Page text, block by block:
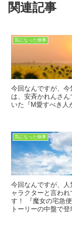
関連記事
気になった物事
今回なんですが、
は、安斉かれんさ
いた『M愛すべき人
気になった物事
今回なんですが、
ャラクターと言わ
す！ 『魔女の宅急
トーリーの中盤で